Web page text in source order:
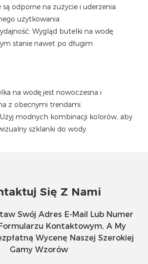
odporne na zużycie i uderzenia
użytkowania.
Wygląd butelki na wodę
stanie nawet po długim
na wodę jest nowoczesna i
z obecnymi trendami.
modnych kombinacji kolorów, aby
szklanki do wody.
Się Z Nami
Swój Adres E-Mail Lub Numer
Kontaktowym, A My
Wycenę Naszej Szerokiej
Gamy Wzorów